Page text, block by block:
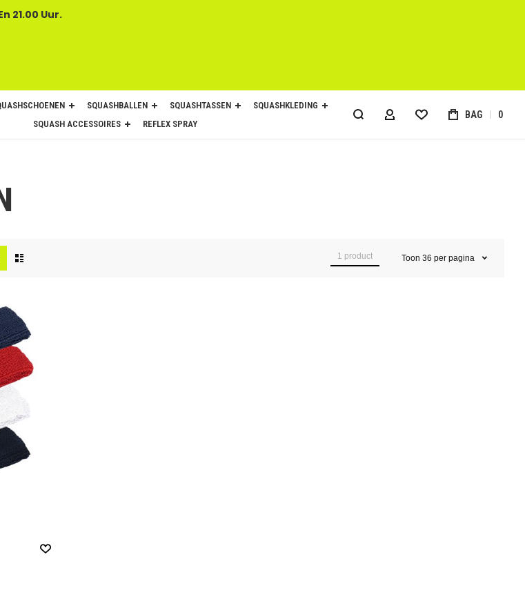
21.00 Uur.
SQUASHBALLEN SQUASHTASSEN
SQUASHKLEDING
SQUASH ACCESSOIRES
REFLEX SPRAY ACCOUNT BAG 0
als
1 product Toon 36 per pagina